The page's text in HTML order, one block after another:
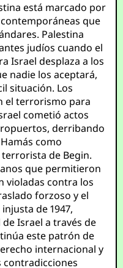
está marcado por
que
Palestina
judíos cuando el
Israel desplaza a los
nadie los aceptará,
situación. Los
el terrorismo para
cometió actos
derribando
como
de Begin.
que permitieron
violadas contra los
forzoso y el
de 1947,
Israel a través de
este patrón de
internacional y
contradicciones